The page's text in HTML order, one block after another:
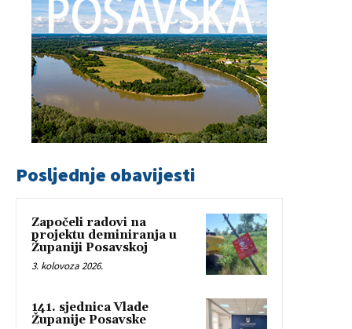
Posljednje obavijesti
Započeli radovi na
projektu deminiranja u
Županiji Posavskoj
3. kolovoza 2026.
141. sjednica Vlade
Županije Posavske